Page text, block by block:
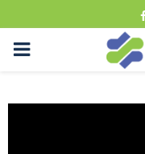
PRIMARY